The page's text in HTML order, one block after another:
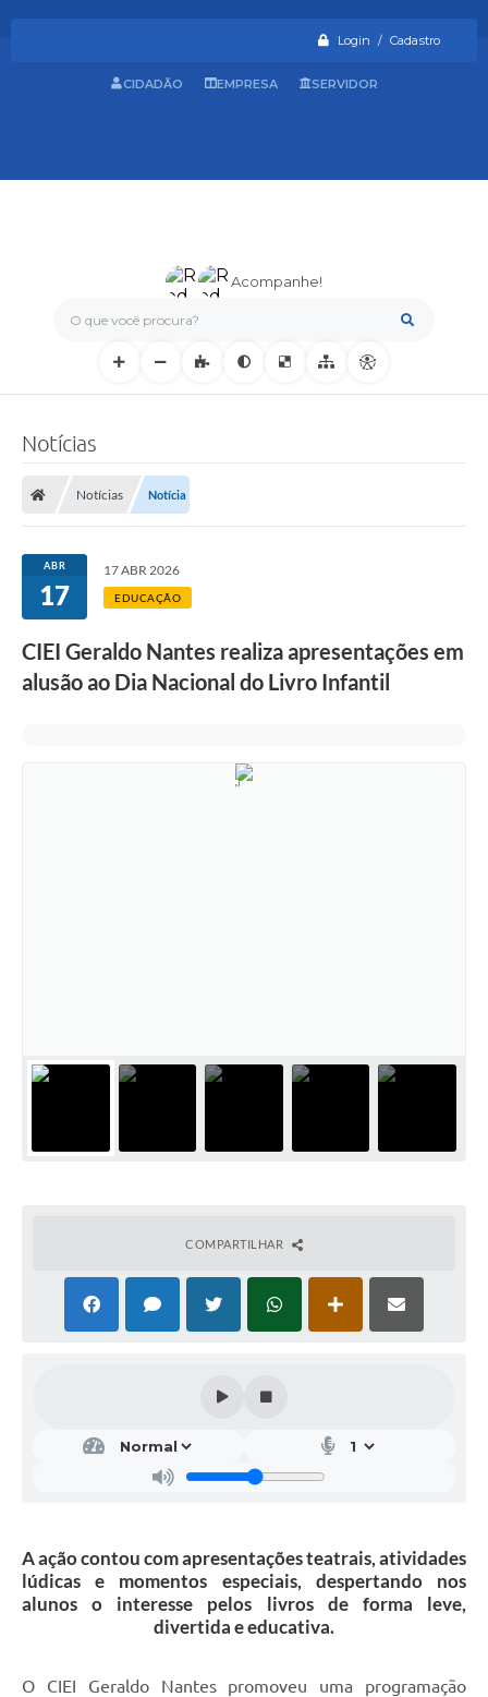
Login / Cadastro
O que você procura?
Acompanhe!
CIDADÃO EMPRESA SERVIDOR
Notícias
Notícias Notícia
ABR
17
17 ABR 2026
EDUCAÇÃO
CIEI Geraldo Nantes realiza apresentações em
alusão ao Dia Nacional do Livro Infantil
COMPARTILHAR
A ação contou com apresentações teatrais, atividades
lúdicas e momentos especiais, despertando nos
alunos o interesse pelos livros de forma leve,
divertida e educativa.
O CIEI Geraldo Nantes promoveu uma programação